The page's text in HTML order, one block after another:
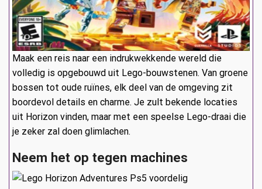
Maak een reis naar een indrukwekkende wereld die
volledig is opgebouwd uit Lego-bouwstenen. Van groene
bossen tot oude ruïnes, elk deel van de omgeving zit
boordevol details en charme. Je zult bekende locaties
uit Horizon vinden, maar met een speelse Lego-draai die
je zeker zal doen glimlachen.
Neem het op tegen machines